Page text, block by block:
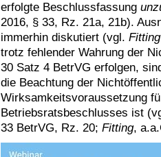
erfolgte Beschlussfassung
2016, § 33, Rz. 21a, 21b).
immerhin diskutiert (vgl. Fitting
trotz fehlender Wahrung der
30 Satz 4 BetrVG erfolgen,
die Beachtung der
Wirksamkeitsvoraussetzung
Betriebsratsbeschlusses ist
33 BetrVG, Rz. 20; Fitting,